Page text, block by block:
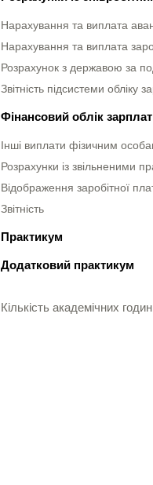
Нарахування та виплата
Нарахування та виплата
Розрахунок з державою за
Звітність підсистеми обліку
Фінансовий облік
Інші виплати фізичним
Розрахунки із звільненими
Відображення заробітної
Звітність
Практикум
Додатковий практикум
Кількість академічних